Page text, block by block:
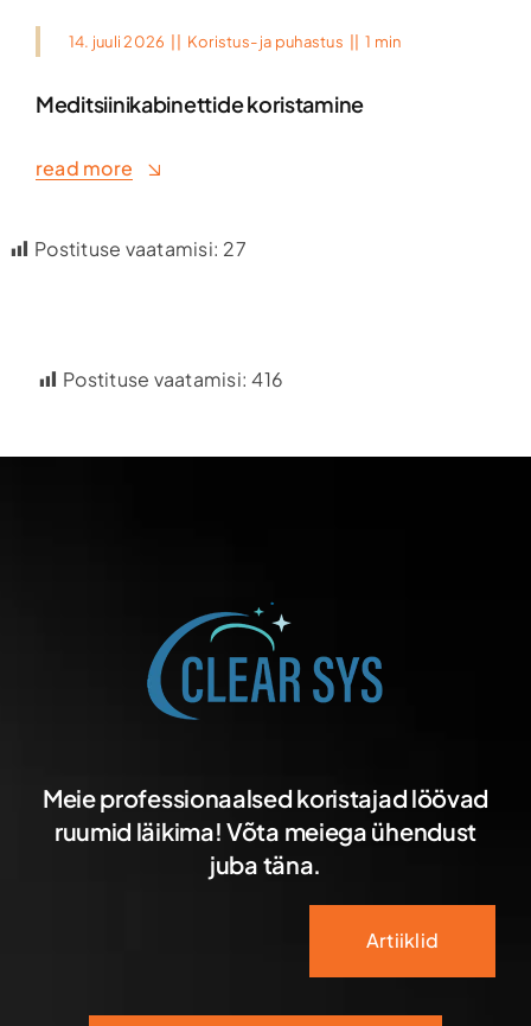
14. juuli 2026 Koristus- ja puhastus 1 min
Meditsiinikabinettide koristamine
read more
Postituse vaatamisi: 27
Postituse vaatamisi: 416
Meie professionaalsed koristajad löövad
ruumid läikima! Võta meiega ühendust
juba täna.
Artiiklid